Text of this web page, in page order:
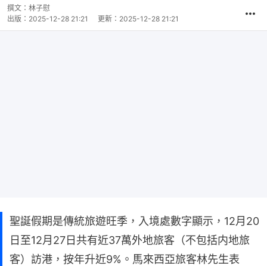
撰文： 林子慰
出版： 2025-12-28 21:21 更新： 2025-12-28 21:21
聖誕假期是傳統旅遊旺季，入境處數字顯示，12月20
日至12月27日共有近37萬外地旅客（不包括内地旅
客）訪港，按年升近9%。馬來西亞旅客林先生表